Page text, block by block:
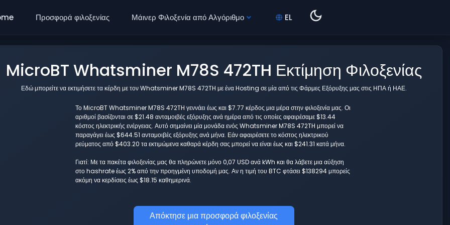
Προσφορά φιλοξενίας Μάινερ Φιλοξενία από Αλγόριθμο EL
MicroBT Whatsminer M78S 472TH Εκτίμηση Φιλοξενίας
Εδώ μπορείτε να εκτιμήσετε τα κέρδη με τον Whatsminer M78S 472TH με ένα Hosting σε μία από τις Φάρμες Εξόρυξης μας στις ΗΠΑ ή ΗΑΕ.
Το MicroBT Whatsminer M78S 472TH γεννάει έως και $7.77 κέρδος μια μέρα στην φιλοξενία μας. Οι
αριθμοί βασίζονται σε $21.48 ανταμοιβές εξόρυξης ανά ημέρα από τις οποίες αφαιρέσαμε $13.44
κόστος ηλεκτρικής ενέργειας. Αυτό σημαίνει μία μονάδα ενός Whatsminer M78S 472TH μπορεί να
παραγάγει έως $644.51 ανταμοιβές εξόρυξης ανά μήνα. Εάν αφαιρέσετε το κόστος ηλεκτρικού
ρεύματος από $403.20 τα εκτιμώμενα καθαρά κέρδη σας μπορεί να είναι έως και $241.31 κατά μήνα.
Γιατί: Με τα πακέτα φιλοξενίας μας θα πληρώνετε μόνο 0,07 USD ανά kWh και θα λάβετε μια αύξηση
στο hashrate έως 2% από την προηγμένη υποδομή μας. Αν η τιμή του BTC φτάσει $138294 μπορείς
ακόμη να κερδίσεις έως $18.15 καθημερινά.
Απόκτησε μια προσφορά φιλοξενίας